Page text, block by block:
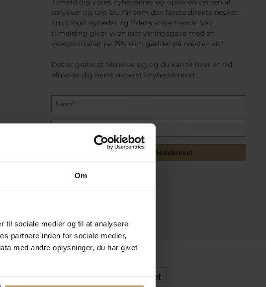
Om
til sociale medier og til at analysere
partnere inden for sociale medier,
med andre oplysninger, du har givet
Tilmeld dig vores nyhedsbrev og oplev en verden af
smykker og ure. Du får som den første direkte besked
om tilbud, nyheder og tidens store trends. Ved
tilmelding giver vi en indflytningsgave med en
velkomstrabat på 15% som gælder på næsten alt*.
Det er gratis at tilmelde sig og du kan til hver en tid
afmelde dig nemt nederst i nyhedsbrevet.
Tilmeld mig nyhedsbrevet
Sikker Og Tryg E-Handel